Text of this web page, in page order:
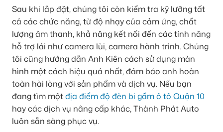
Sau khi lắp đặt, chúng tôi còn kiểm tra kỹ lưỡng tất
cả các chức năng, từ độ nhạy của cảm ứng, chất
lượng âm thanh, khả năng kết nối đến các tính năng
hỗ trợ lái như camera lùi, camera hành trình. Chúng
tôi cũng hướng dẫn Anh Kiên cách sử dụng màn
hình một cách hiệu quả nhất, đảm bảo anh hoàn
toàn hài lòng với sản phẩm và dịch vụ. Nếu bạn
đang tìm mộtđịa điểm độ đèn bi gầm ô tô Quận 10
hay các dịch vụ nâng cấp khác, Thành Phát Auto
luôn sẵn sàng phục vụ.